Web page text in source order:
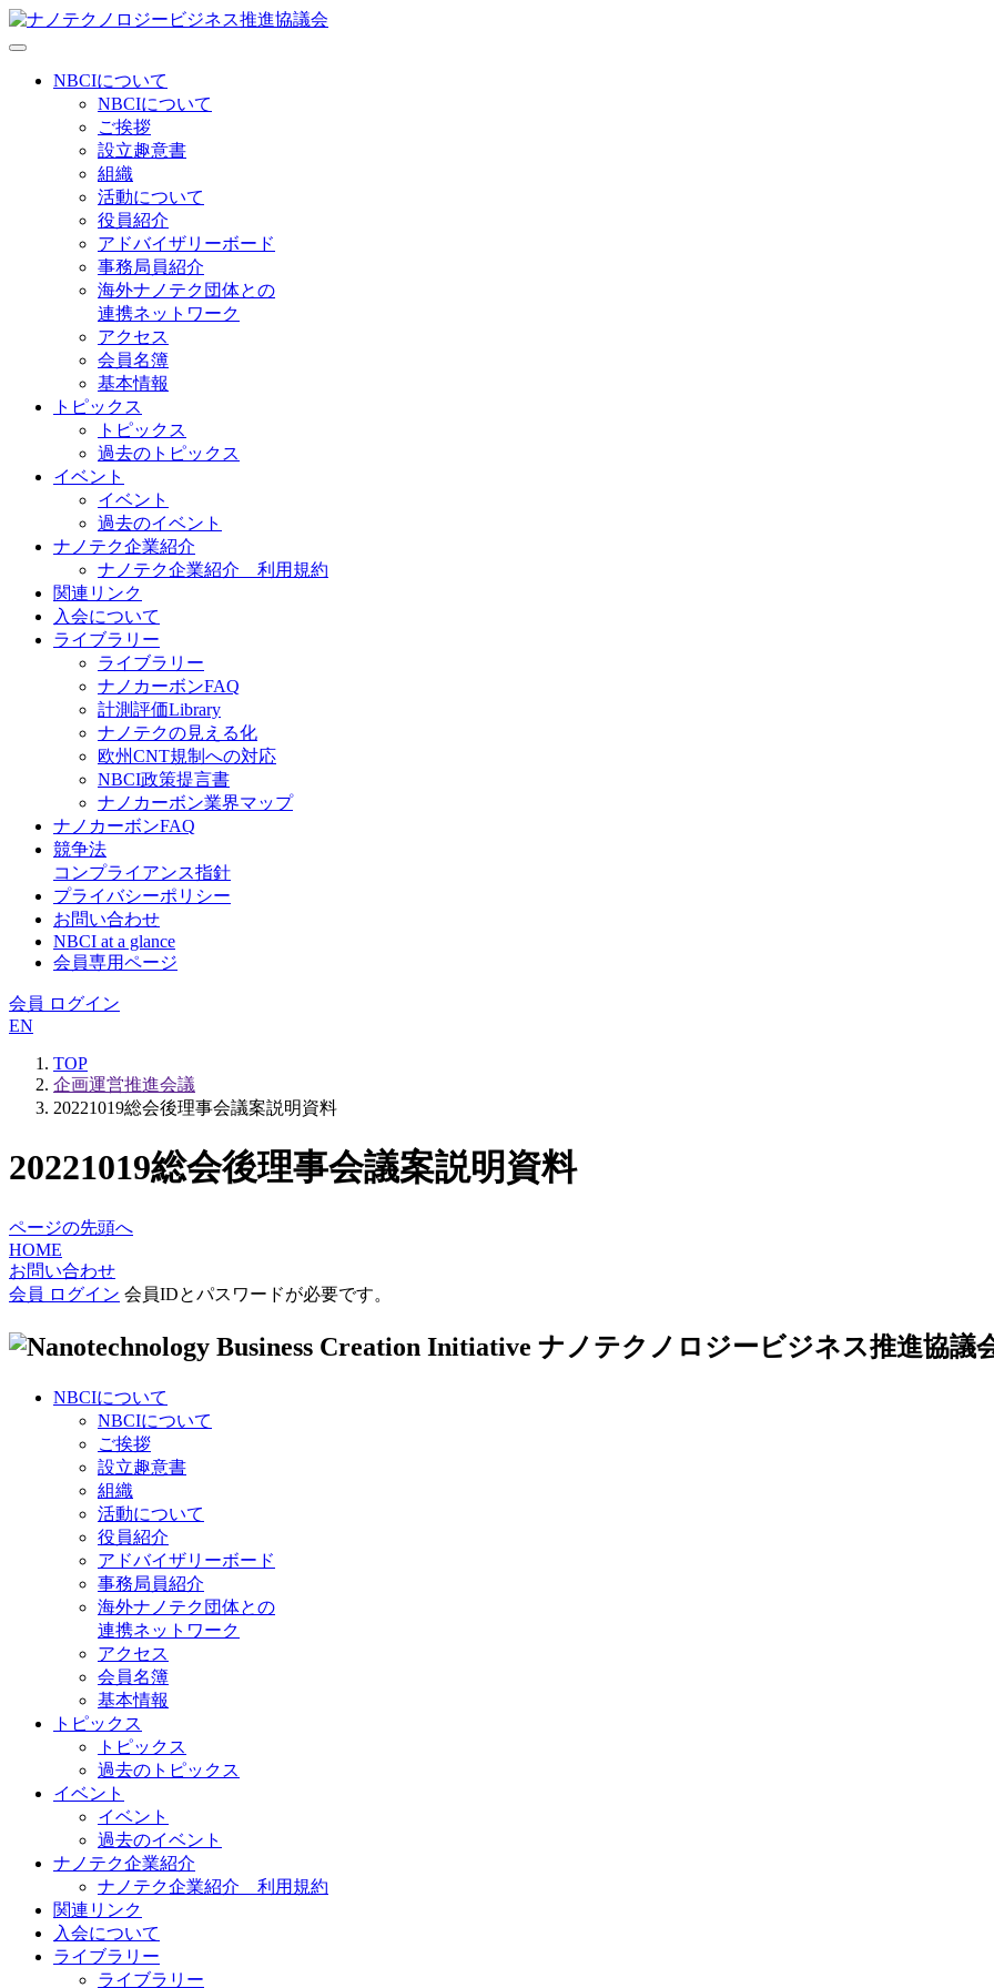
NBCIについて
NBCIについて
ご挨拶
設立趣意書
組織
活動について
役員紹介
アドバイザリーボード
事務局員紹介
海外ナノテク団体との
連携ネットワーク
アクセス
会員名簿
基本情報
トピックス
トピックス
過去のトピックス
イベント
イベント
過去のイベント
ナノテク企業紹介
ナノテク企業紹介 利用規約
関連リンク
入会について
ライブラリー
ライブラリー
ナノカーボンFAQ
計測評価Library
ナノテクの見える化
欧州CNT規制への対応
NBCI政策提言書
ナノカーボン業界マップ
ナノカーボンFAQ
競争法
コンプライアンス指針
プライバシーポリシー
お問い合わせ
NBCI at a glance
会員専用ページ
会員 ログイン
EN
TOP
企画運営推進会議
20221019総会後理事会議案説明資料
20221019総会後理事会議案説明資料
ページの先頭へ
HOME
お問い合わせ
会員 ログイン 会員IDとパスワードが必要です。
ナノテクノロジービジネス推進協議
NBCIについて
NBCIについて
ご挨拶
設立趣意書
組織
活動について
役員紹介
アドバイザリーボード
事務局員紹介
海外ナノテク団体との
連携ネットワーク
アクセス
会員名簿
基本情報
トピックス
トピックス
過去のトピックス
イベント
イベント
過去のイベント
ナノテク企業紹介
ナノテク企業紹介 利用規約
関連リンク
入会について
ライブラリー
ライブラリー